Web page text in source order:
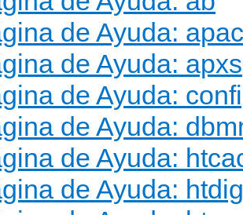
de Ayuda:
de Ayuda: apxs
de Ayuda:
de Ayuda:
de Ayuda:
de Ayuda: